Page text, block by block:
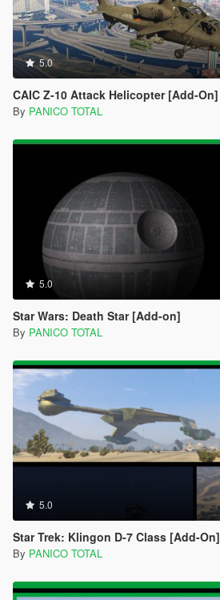
5.0
CAIC Z-10 Attack Helicopter [Add-On]
By PANICO TOTAL
5.0
Star Wars: Death Star [Add-on]
By PANICO TOTAL
5.0
Star Trek: Klingon D-7 Class [Add-On]
By PANICO TOTAL